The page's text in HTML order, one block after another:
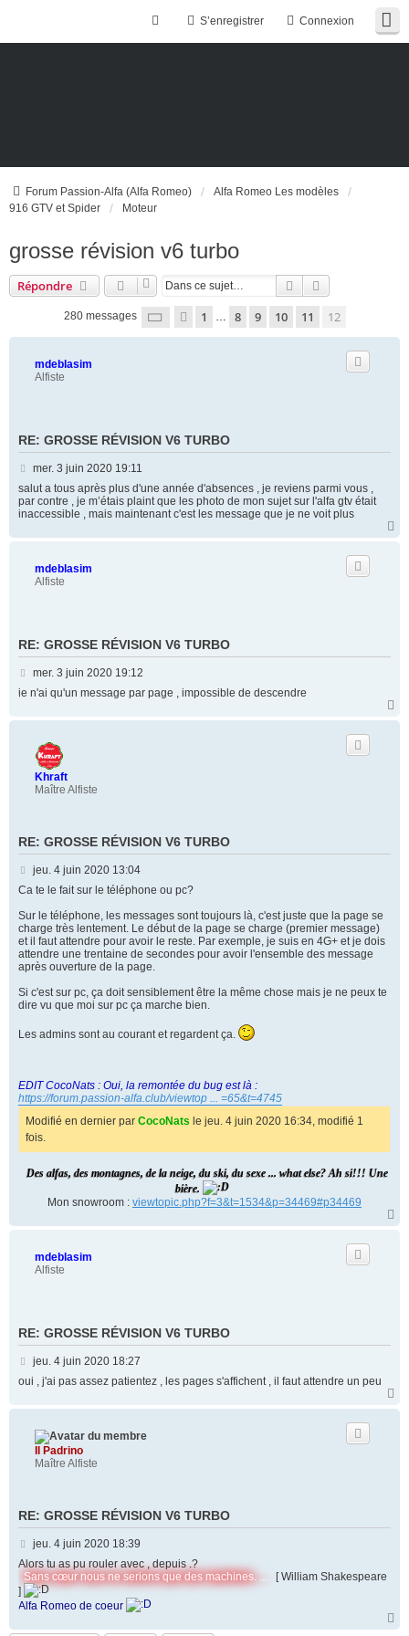
Connexion
S’enregistrer
Forum Passion-Alfa (Alfa Romeo)
Alfa Romeo Les modèles
916 GTV et Spider
Moteur
grosse révision v6 turbo
Répondre Rechercher
280 messages Page 12 sur 12
Précédente
1 … 8 9 10 11 12
mdeblasim
Alfiste
RE: GROSSE RÉVISION V6 TURBO
M
e
s
s
e
mer. 3 juin 2020 19:11
salut a tous après plus d'une année d'absences , je reviens parmi vous ,
par contre , je m’étais plaint que les photo de mon sujet sur l'alfa gtv était
inaccessible , mais maintenant c'est les message que je ne voit plus
mdeblasim
Alfiste
RE: GROSSE RÉVISION V6 TURBO
M
e
s
e
mer. 3 juin 2020 19:12
je n'ai qu'un message par page , impossible de descendre
Khraft
Maître Alfiste
RE: GROSSE RÉVISION V6 TURBO
M
e
s
a
g
e
jeu. 4 juin 2020 13:04
Ca te le fait sur le téléphone ou pc?
Sur le téléphone, les messages sont toujours là, c'est juste que la page se
charge très lentement. Le début de la page se charge (premier message)
et il faut attendre pour avoir le reste. Par exemple, je suis en 4G+ et je dois
attendre une trentaine de secondes pour avoir l'ensemble des message
après ouverture de la page.
Si c'est sur pc, ça doit sensiblement être la même chose mais je ne peux te
dire vu que moi sur pc ça marche bien.
Les admins sont au courant et regardent ça.
EDIT CocoNats : Oui, la remontée du bug est là :
https://forum.passion-alfa.club/viewtop ... =65&t=4745
Modifié en dernier par CocoNats le jeu. 4 juin 2020 16:34, modifié 1
fois.
Des alfas, des montagnes, de la neige, du ski, du sexe ... what else? Ah si!!! Une
bière.
Mon snowroom : viewtopic.php?f=3&t=1534&p=34469#p34469
mdeblasim
Alfiste
RE: GROSSE RÉVISION V6 TURBO
M
e
s
g
jeu. 4 juin 2020 18:27
oui , j'ai pas assez patientez , les pages s'affichent , il faut attendre un peu
Il Padrino
Maître Alfiste
RE: GROSSE RÉVISION V6 TURBO
M
e
s
s
a
jeu. 4 juin 2020 18:39
Alors tu as pu rouler avec , depuis .?
Sans cœur nous ne serions que des machines. ...
[ William Shakespeare
]
Alfa Romeo de coeur